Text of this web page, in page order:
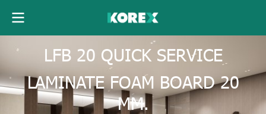
LFB 20 QUICK SERVICE
LAMINATE FOAM BOARD 20
MM.